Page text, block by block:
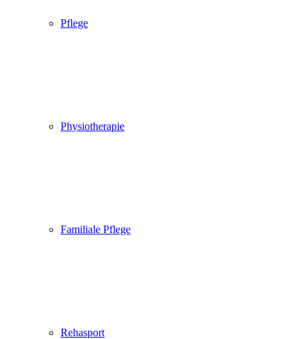
Pflege
Physiotherapie
Familiale Pflege
Rehasport